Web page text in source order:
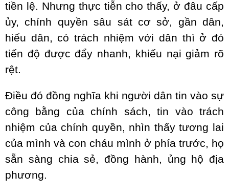
tiền lệ. Nhưng thực tiễn cho thấy, ở đâu cấp
ủy, chính quyền sâu sát cơ sở, gần dân,
hiểu dân, có trách nhiệm với dân thì ở đó
tiến độ được đẩy nhanh, khiếu nại giảm rõ
rệt.
Điều đó đồng nghĩa khi người dân tin vào sự
công bằng của chính sách, tin vào trách
nhiệm của chính quyền, nhìn thấy tương lai
của mình và con cháu mình ở phía trước, họ
sẵn sàng chia sẻ, đồng hành, ủng hộ địa
phương.